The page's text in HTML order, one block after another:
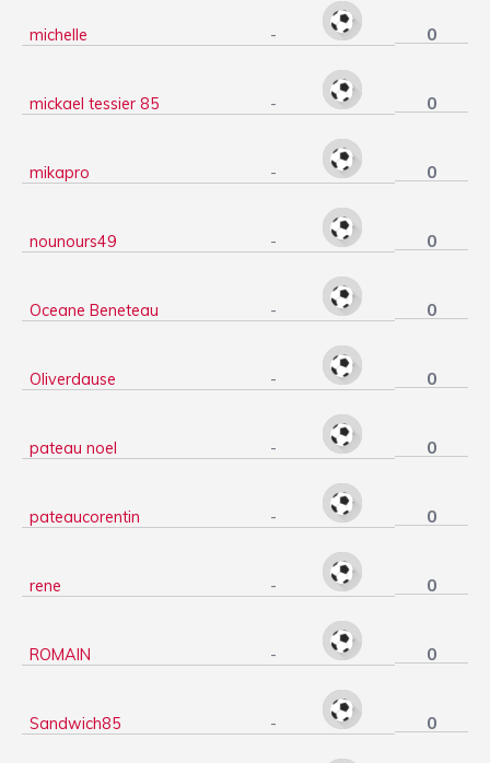
michelle - 0
mickael tessier 85 - 0
mikapro - 0
nounours49 - 0
Oceane Beneteau - 0
Oliverdause - 0
pateau noel - 0
pateaucorentin - 0
rene - 0
ROMAIN - 0
Sandwich85 - 0